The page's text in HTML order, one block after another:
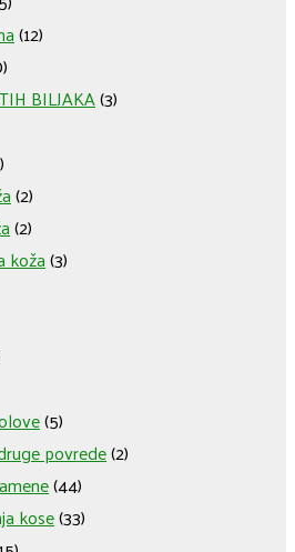
(12)
BILJAKA(3)
(2)
(2)
koža(3)
(5)
povrede(2)
(44)
kose(33)